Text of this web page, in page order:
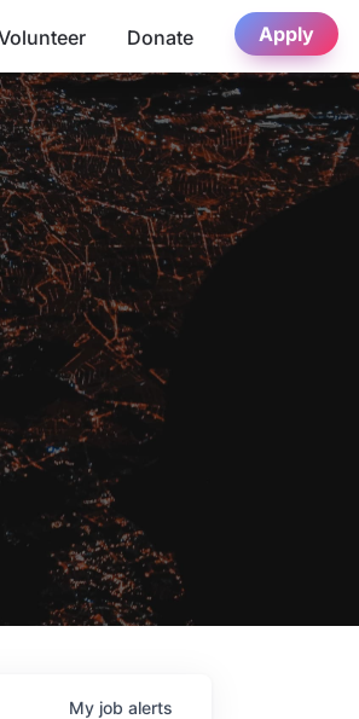
Donate Apply
My job alerts